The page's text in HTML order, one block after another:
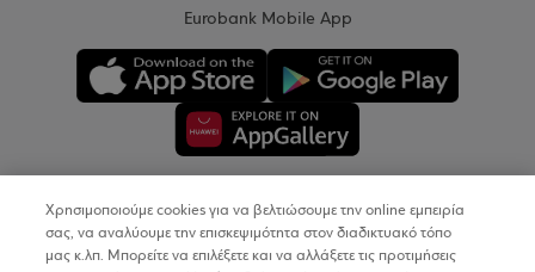
Eurobank Mobile App
Copyright © 2026
Χρησιμοποιούμε cookies για να βελτιώσουμε την online εμπειρία
σας, να αναλύουμε την επισκεψιμότητα στον διαδικτυακό τόπο
μας κ.λπ. Μπορείτε να επιλέξετε και να αλλάξετε τις προτιμήσεις